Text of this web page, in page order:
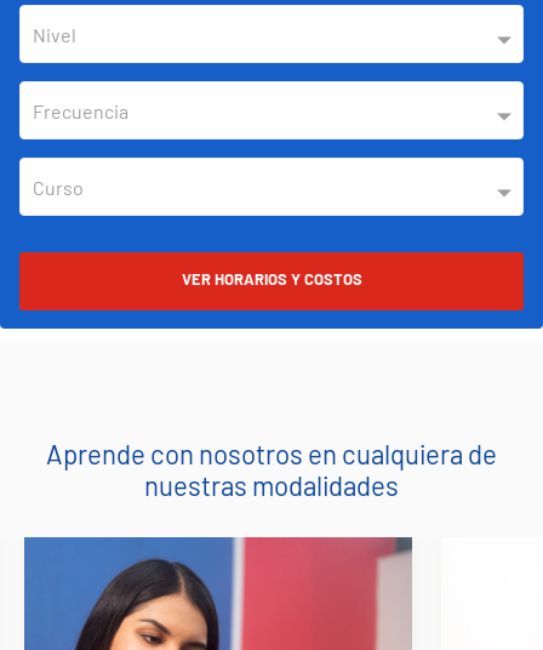
VER HORARIOS Y COSTOS
Aprende con nosotros en cualquiera de
nuestras modalidades